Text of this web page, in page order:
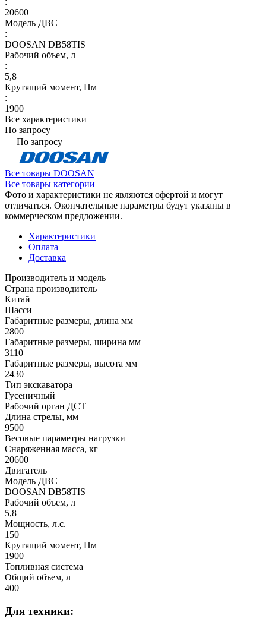
20600
Модель ДВС
:
DOOSAN DB58TIS
Рабочий объем, л
:
5,8
Крутящий момент, Нм
:
1900
Все характеристики
По запросу
По запросу
Все товары DOOSAN
Все товары категории
Фото и характеристики не являются офертой и могут
отличаться. Окончательные параметры будут указаны в
коммерческом предложении.
Характеристики
Оплата
Доставка
Производитель и модель
Страна производитель
Китай
Шасси
Габаритные размеры, длина мм
2800
Габаритные размеры, ширина мм
3110
Габаритные размеры, высота мм
2430
Тип экскаватора
Гусеничный
Рабочий орган ДСТ
Длина стрелы, мм
9500
Весовые параметры нагрузки
Снаряженная масса, кг
20600
Двигатель
Модель ДВС
DOOSAN DB58TIS
Рабочий объем, л
5,8
Мощность, л.с.
150
Крутящий момент, Нм
1900
Топливная система
Общий объем, л
400
Для техники: